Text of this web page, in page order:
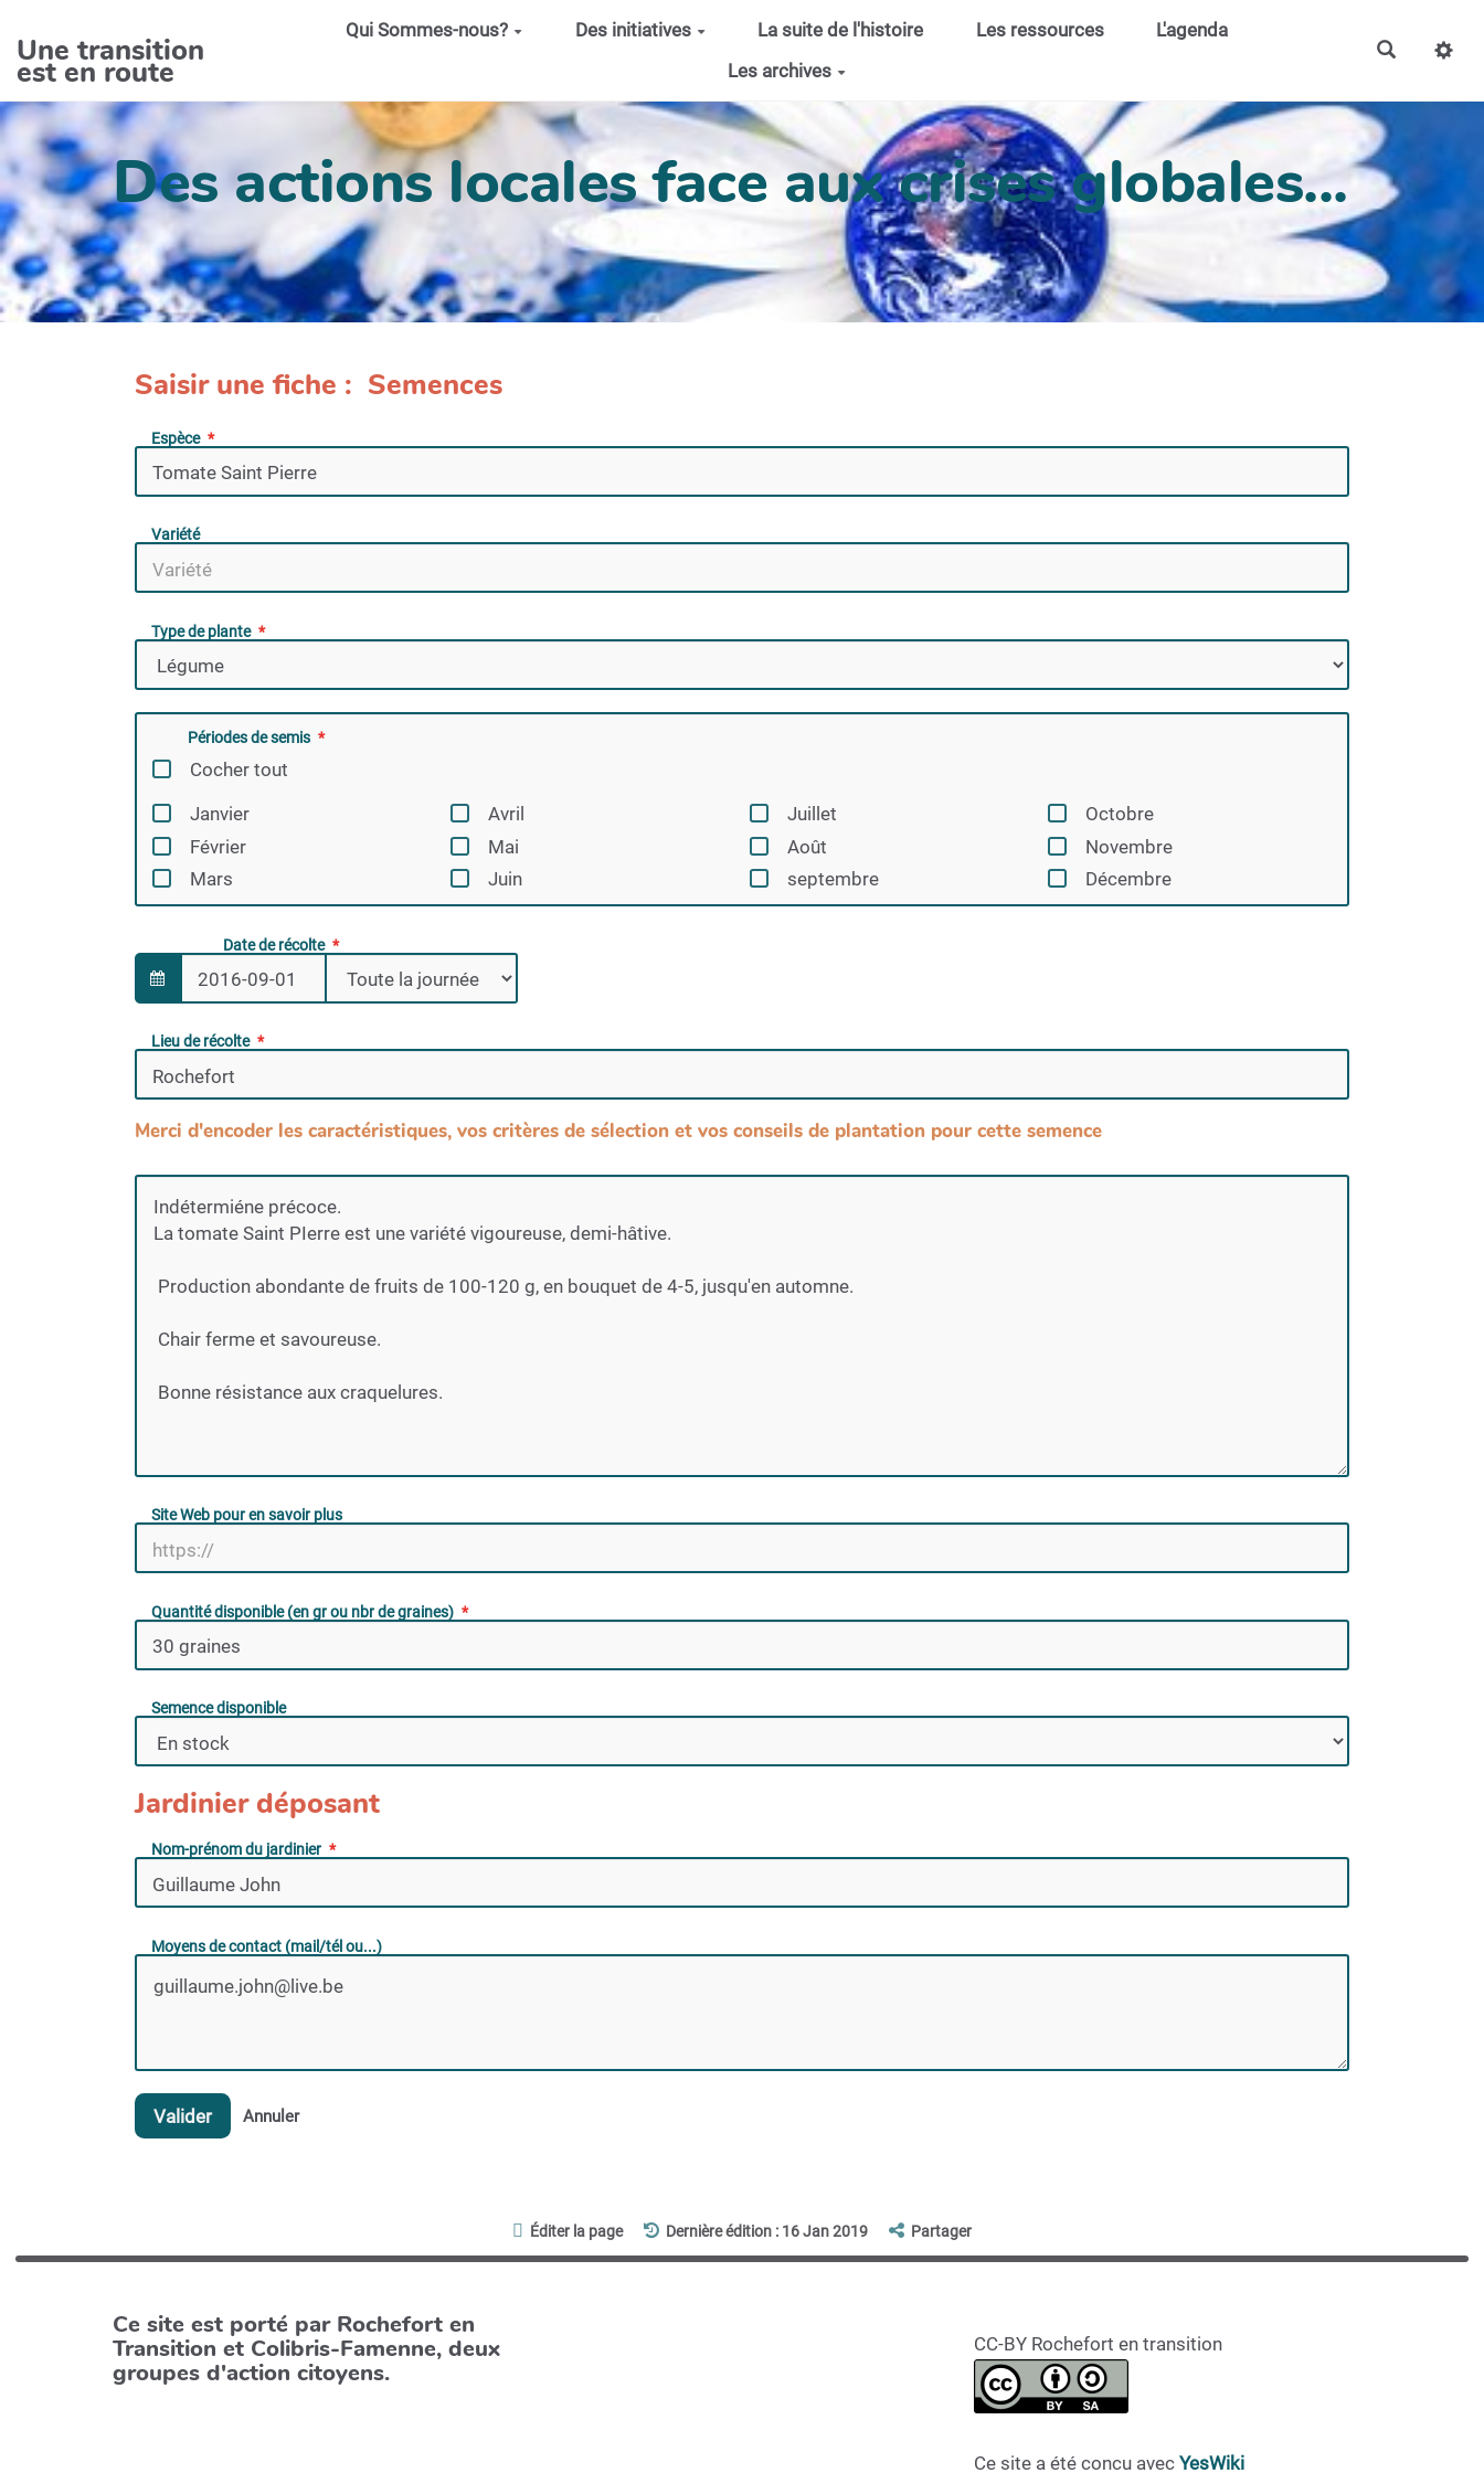
Une transition
est en route
Qui Sommes-nous? Des initiatives La suite de l'histoire Les ressources
L'agenda
Les archives
Des actions locales face aux crises globales...
Saisir une fiche : Semences
Espèce
Variété
Type de plante
Périodes de semis
Cocher tout
Janvier
Février
Mars
Avril
Mai
Juin
Juillet
Août
septembre
Octobre
Novembre
Décembre
Date de récolte
Lieu de récolte
Merci d'encoder les caractéristiques, vos critères de sélection et vos conseils de plantation pour cette semence
Site Web pour en savoir plus
Quantité disponible (en gr ou nbr de graines)
Semence disponible
Jardinier déposant
Nom-prénom du jardinier
Moyens de contact (mail/tél ou...)
Valider Annuler
Éditer la page Dernière édition : 16 Jan 2019 Partager
Ce site est porté par Rochefort en
Transition et Colibris-Famenne, deux
groupes d'action citoyens.
CC-BY Rochefort en transition
Ce site a été concu avec YesWiki